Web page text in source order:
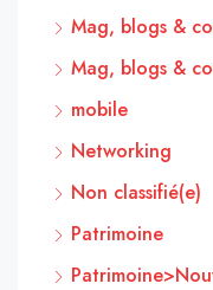
Mag, blogs &
Mag, blogs &
mobile
Networking
Non classifié(e)
Patrimoine